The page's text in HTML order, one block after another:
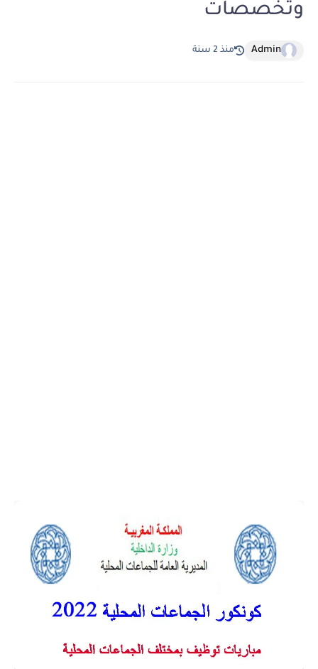
وتخصصات
Admin منذ 2 سنة